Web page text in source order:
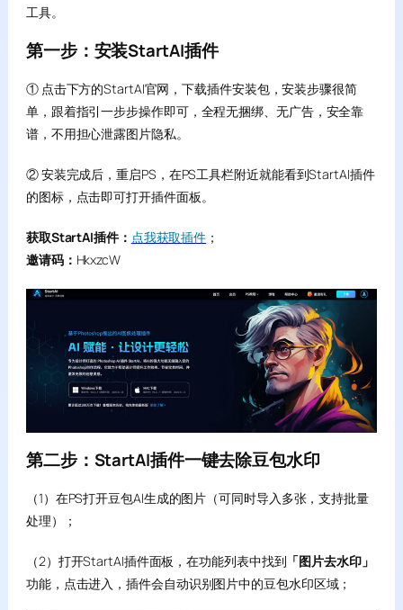
工具。
第一步：安装StartAI插件
① 点击下方的StartAI官网，下载插件安装包，安装步骤很简
单，跟着指引一步步操作即可，全程无捆绑、无广告，安全靠
谱，不用担心泄露图片隐私。
② 安装完成后，重启PS，在PS工具栏附近就能看到StartAI插件
的图标，点击即可打开插件面板。
获取StartAI插件： 点我获取插件 ；
邀请码： HkxzcW
第二步：StartAI插件一键去除豆包水印
（1）在PS打开豆包AI生成的图片（可同时导入多张，支持批量
处理）；
（2）打开StartAI插件面板，在功能列表中找到 「图片去水印」
功能，点击进入，插件会自动识别图片中的豆包水印区域；